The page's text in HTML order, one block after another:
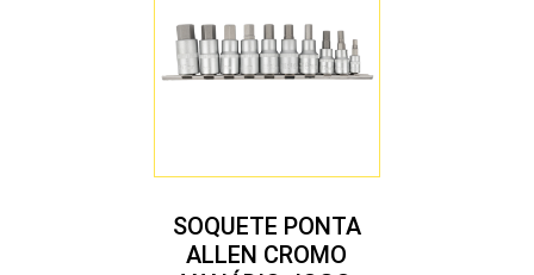
SOQUETE PONTA
ALLEN CROMO